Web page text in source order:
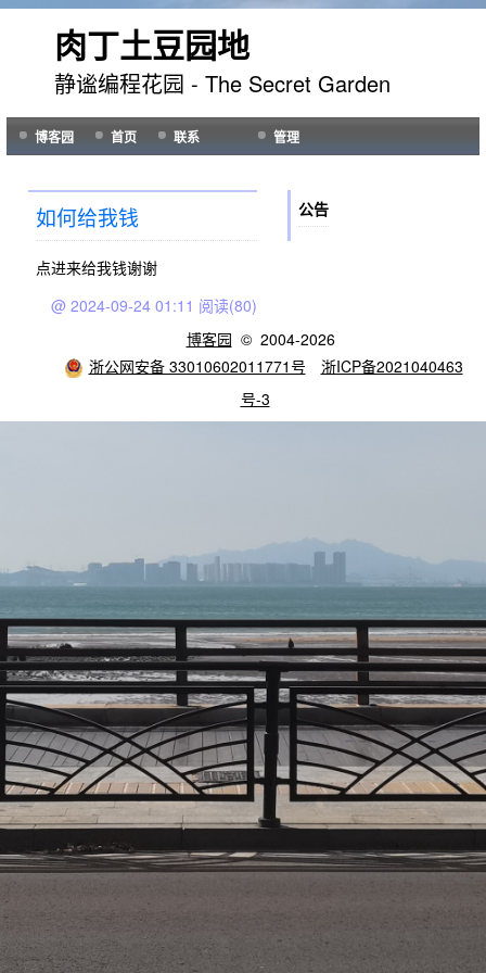
肉丁土豆园地
静谧编程花园 - The Secret Garden
博客园 首页 联系 管理
公告
如何给我钱
点进来给我钱谢谢
@ 2024-09-24 01:11 阅读(80)
博客园 © 2004-2026
浙公网安备 33010602011771号
浙ICP备2021040463
号-3